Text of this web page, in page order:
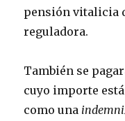
pensión vitalicia
reguladora.
También se
cuyo importe
como una